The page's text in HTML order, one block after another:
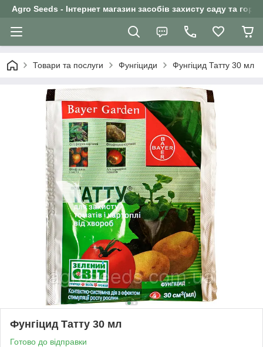
Agro Seeds - Інтернет магазин засобів захисту саду та
Товари та послуги Фунгіциди Фунгіцид Татту 30 мл
Фунгіцид Татту 30 мл
Готово до відправки